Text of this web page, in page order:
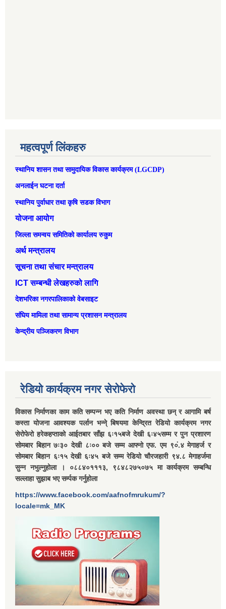
महत्वपूर्ण लिंकहरु
स्थानिय शासन तथा सामुदायिक विकास कार्यक्रम (LGCDP)
अनलाईन घटना दर्ता
स्थानिय पुर्वाधार तथा कृषि सडक विभाग
योजना आयोग
जिल्ला समन्वय समितिको कार्यालय रुकुम
अर्थ मन्त्रालय
सूचना तथा संचार मन्त्रालय
ICT सम्बन्धी लेखहरुको लागि
देशभरिका नगरपालिकाको वेबसाइट
संघिय मामिला तथा सामान्‍य प्रशासन मन्त्रालय
केन्द्रीय पञ्जिकरण विभाग
रेडियो कार्यक्रम नगर सेरोफेरो
विकास निर्माणका काम कति सम्पन्न भए कति निर्माण अवस्था छन् र आगामि बर्ष
कस्ता योजना आवश्यक पर्लान भन्ने् बिषयमा केन्द्रित रेडियो कार्यक्रम नगर
सेरोफेरो हरेकहप्ताको आईतबार साँझ ६ः१५बजे देखी ६ः४५सम्म र पुन प्रशारण
सोमबार बिहान ७ः३० देखी ८ः०० बजे सम्म आफ्नो एफ. एम ९०ं.४ मेगाहर्ज र
सोमबार बिहान ६ः१५ देखी ६ः४५ बजे सम्म रेडियो चौरजहारी ९४.८ मेगाहर्जमा
सुन्न नभुल्नुहोला । ०८८४०१११३, ९८४८२७५०७५ मा कार्यक्रम सम्बन्धि
सल्लाहा सुझाब भए सर्म्पक गर्नुहोला
https://www.facebook.com/aafnofmrukum/?
locale=mk_MK